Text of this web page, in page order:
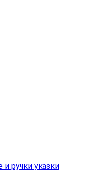
и ручки указки